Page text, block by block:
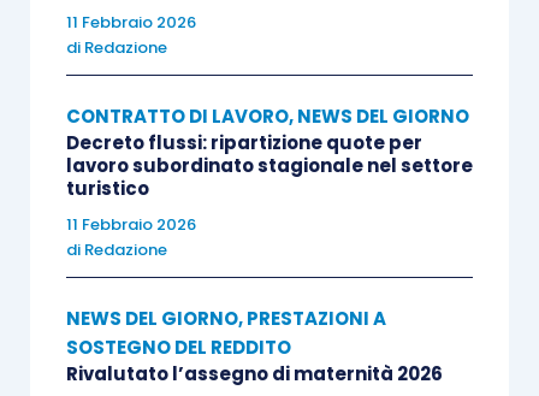
11 Febbraio 2026
di Redazione
CONTRATTO DI LAVORO,NEWS DEL GIORNO
Decreto flussi: ripartizione quote per
lavoro subordinato stagionale nel settore
turistico
11 Febbraio 2026
di Redazione
NEWS DEL GIORNO,PRESTAZIONI A
SOSTEGNO DEL REDDITO
Rivalutato l’assegno di maternità 2026